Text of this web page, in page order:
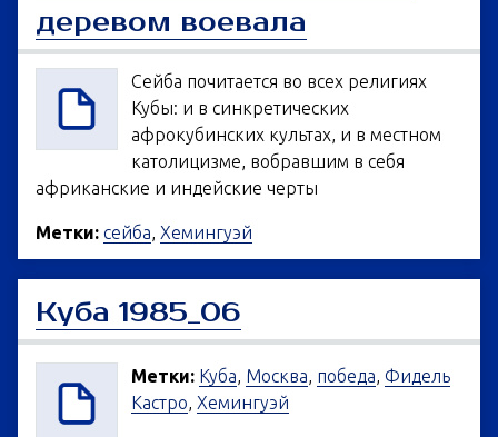
деревом воевала
Сейба почитается во всех религиях
Кубы: и в синкретических
афрокубинских культах, и в местном
католицизме, вобравшим в себя
африканские и индейские черты
Метки: сейба, Хемингуэй
Куба 1985_06
Метки: Куба, Москва, победа, Фидель
Кастро, Хемингуэй